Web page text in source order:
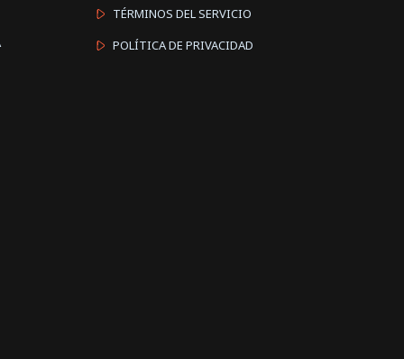
TÉRMINOS DEL SERVICIO
POLÍTICA DE PRIVACIDAD